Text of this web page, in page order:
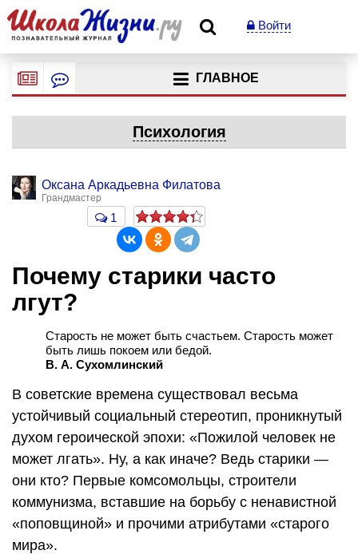
Войти
ГЛАВНОЕ
Психология
Оксана Аркадьевна Филатова
Грандмастер
1
Почему старики часто
лгут?
Старость не может быть счастьем. Старость может
быть лишь покоем или бедой.
В. А. Сухомлинский
В советские времена существовал весьма
устойчивый социальный стереотип, проникнутый
духом героической эпохи: «Пожилой человек не
может лгать». Ну, а как иначе? Ведь старики —
они кто? Первые комсомольцы, строители
коммунизма, вставшие на борьбу с ненавистной
«поповщиной» и прочими атрибутами «старого
мира».